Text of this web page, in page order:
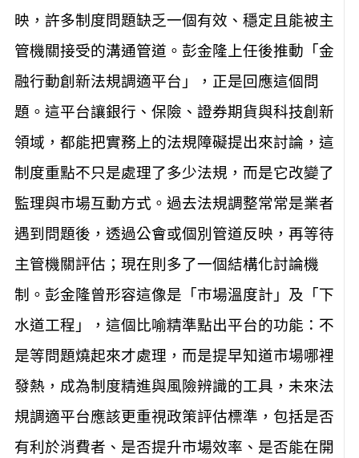
映，許多制度問題缺乏一個有效、穩定且能被主
管機關接受的溝通管道。彭金隆上任後推動「金
融行動創新法規調適平台」，正是回應這個問
題。這平台讓銀行、保險、證券期貨與科技創新
領域，都能把實務上的法規障礙提出來討論，這
制度重點不只是處理了多少法規，而是它改變了
監理與市場互動方式。過去法規調整常常是業者
遇到問題後，透過公會或個別管道反映，再等待
主管機關評估；現在則多了一個結構化討論機
制。彭金隆曾形容這像是「市場溫度計」及「下
水道工程」，這個比喻精準點出平台的功能：不
是等問題燒起來才處理，而是提早知道市場哪裡
發熱，成為制度精進與風險辨識的工具，未來法
規調適平台應該更重視政策評估標準，包括是否
有利於消費者、是否提升市場效率、是否能在開